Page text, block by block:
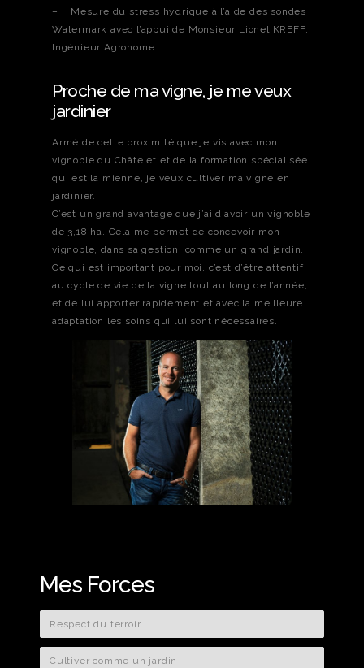
– Mesure du stress hydrique à l’aide des sondes
Watermark avec l’appui de Monsieur Lionel KREFF,
Ingénieur Agronome
Proche de ma vigne, je me veux
jardinier
Armé de cette proximité que je vis avec mon
vignoble du Châtelet et de la formation spécialisée
qui est la mienne, je veux cultiver ma vigne en
jardinier.
C’est un grand avantage que j’ai d’avoir un vignoble
de 3,18 ha. Cela me permet de concevoir mon
vignoble, dans sa gestion, comme un grand jardin.
Ce qui est important pour moi, c’est d’être attentif
au cycle de vie de la vigne tout au long de l’année,
et de lui apporter rapidement et avec la meilleure
adaptation les soins qui lui sont nécessaires.
Mes Forces
Respect du terroir
Cultiver comme un jardin